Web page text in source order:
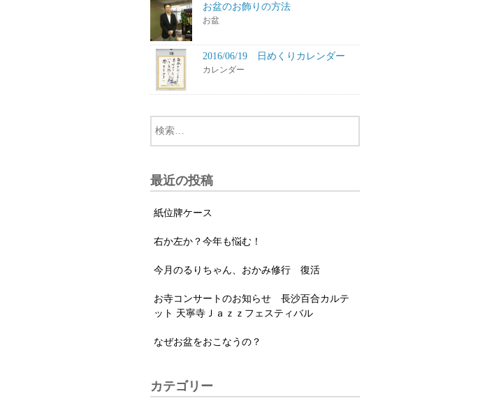
お盆のお飾りの方法
お盆
2016/06/19 日めくりカレンダー
カレンダー
最近の投稿
紙位牌ケース
右か左か？今年も悩む！
今月のるりちゃん、おかみ修行 復活
お寺コンサートのお知らせ 長沙百合カルテ
ット 天寧寺Ｊａｚｚフェスティバル
なぜお盆をおこなうの？
カテゴリー